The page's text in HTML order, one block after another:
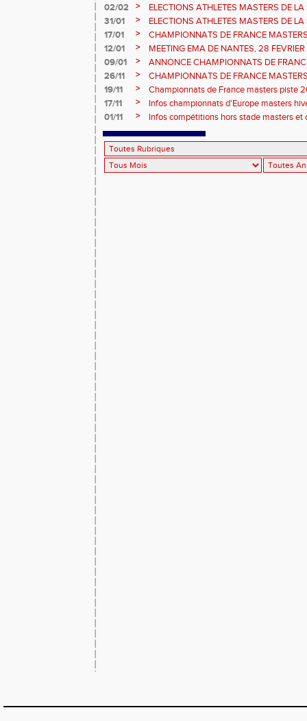
02/02
>
ELECTIONS ATHLETES MASTERS DE
vote : athlètes femmes.
31/01 >
ELECTIONS ATHLETES MASTERS DE
17/01
>
CHAMPIONNATS DE FRANCE
informations sur les inscriptions et report
12/01 >
MEETING EMA DE NANTES, 28
09/01
>
ANNONCE CHAMPIONNATS DE
ÉPREUVES COMBINÉES ET ÉPREUVES
26/11 >
CHAMPIONNATS DE FRANCE
2026, site de l'organisation.
19/11 >
Championnats de France masters piste
17/11
>
Infos championnats d'Europe masters
01/11
> Infos compétitions hors stade masters et